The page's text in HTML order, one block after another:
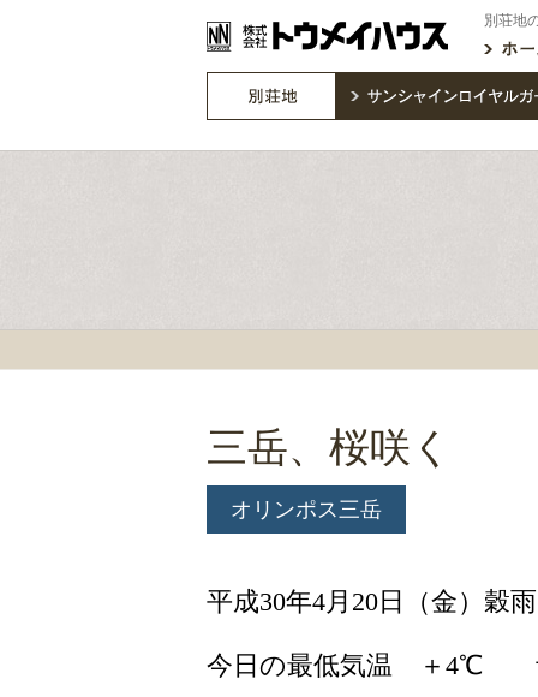
別荘地
三岳、桜咲く
オリンポス三岳
平成30年4月20日（金）穀雨
今日の最低気温 ＋4℃